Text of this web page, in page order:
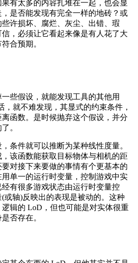
有太多的内容扎堆在一起，也会显
是否能发现有完全一样的地砖？或
许损坏、腐烂、灰尘、出错、瑕
，必须让它看起来像是有人花了大
合预期。
些假设，就能发现工具的其他用
，就不难发现，其显式的约束条件，
函数。是时候抛弃这个假设，并分
。
条件就可以推断为某种线性度量。
该函数能获取目标物体与相机的距
对接下来要做的事情有个更基本的
单一的运行时变量，控制游戏中实
有很多游戏状态由运行时变量控
或轴)反映出的表现是被动的。这种
辑的 LoD，但也可能是对实体很重
否存在。